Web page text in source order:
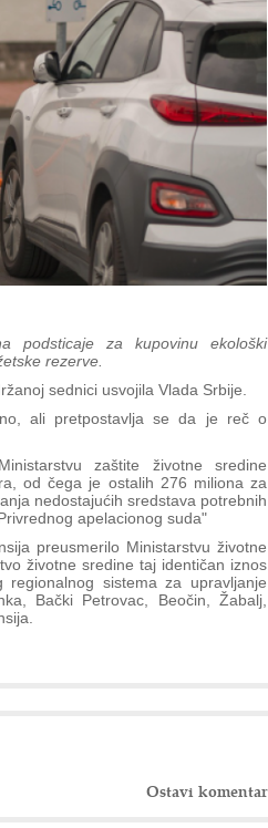
podsticaje za kupovinu ekološki
rezerve.
sednici usvojila Vlada Srbije.
ali pretpostavlja se da je reč o
zaštite životne sredine
od čega je ostalih 276 miliona za
nedostajućih sredstava potrebnih
apelacionog suda"
preusmerilo Ministarstvu životne
životne sredine taj identičan iznos
sistema za upravljanje
Bački Petrovac, Beočin, Žabalj,
Ostavi komentar